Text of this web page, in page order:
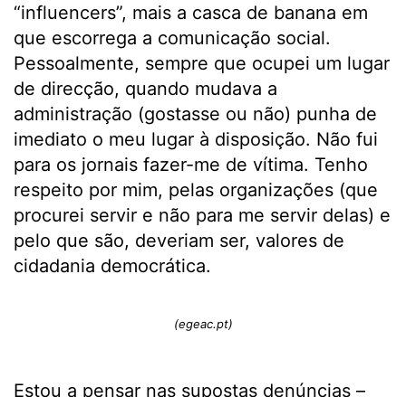
“influencers”, mais a casca de banana em
que escorrega a comunicação social.
Pessoalmente, sempre que ocupei um lugar
de direcção, quando mudava a
administração (gostasse ou não) punha de
imediato o meu lugar à disposição. Não fui
para os jornais fazer-me de vítima. Tenho
respeito por mim, pelas organizações (que
procurei servir e não para me servir delas) e
pelo que são, deveriam ser, valores de
cidadania democrática.
(egeac.pt)
Estou a pensar nas supostas denúncias –